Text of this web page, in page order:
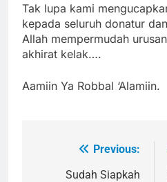
Tak lupa kami
kepada seluruh donatur
Allah mempermudah
akhirat kelak….
Aamiin Ya Robbal ‘Alamiin.
NavigasiPrevious:
Sudah Siapkah